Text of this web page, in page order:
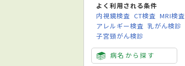
よく利用される条件
内視鏡検査 CT検査 MRI検査
アレルギー検査 乳がん検診
子宮頸がん検診
病名から探す